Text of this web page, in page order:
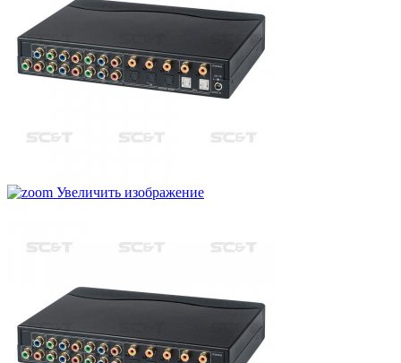
Увеличить изображение